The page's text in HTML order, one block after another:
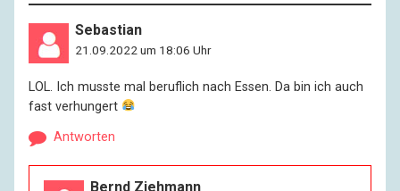
Sebastian
21.09.2022 um 18:06 Uhr
LOL. Ich musste mal beruflich nach Essen. Da bin ich auch
fast verhungert
Antworten
Bernd Ziehmann